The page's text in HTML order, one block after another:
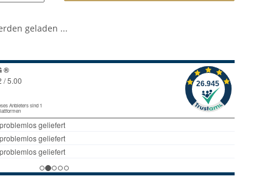
geladen ...